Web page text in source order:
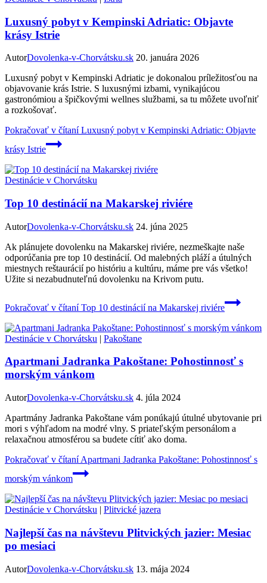
Luxusný pobyt v Kempinski Adriatic: Objavte
krásy Istrie
AutorDovolenka-v-Chorvátsku.sk 20. januára 2026
Luxusný pobyt v Kempinski Adriatic je dokonalou príležitosťou na
objavovanie krás Istrie. S luxusnými izbami, vynikajúcou
gastronómiou a špičkovými wellnes službami, sa tu môžete uvoľniť
a rozkošovať.
Pokračovať v čítaníLuxusný pobyt v Kempinski Adriatic: Objavte
krásy Istrie
Destinácie v Chorvátsku
Top 10 destinácií na Makarskej riviére
AutorDovolenka-v-Chorvátsku.sk 24. júna 2025
Ak plánujete dovolenku na Makarskej riviére, nezmeškajte naše
odporúčania pre top 10 destinácií. Od malebných pláží a útulných
miestnych reštaurácií po históriu a kultúru, máme pre vás všetko!
Užite si nezabudnuteľnú dovolenku na Krivom putu.
Pokračovať v čítaníTop 10 destinácií na Makarskej riviére
Destinácie v Chorvátsku | Pakoštane
Apartmani Jadranka Pakoštane: Pohostinnosť s
morským vánkom
AutorDovolenka-v-Chorvátsku.sk 4. júla 2024
Apartmány Jadranka Pakoštane vám ponúkajú útulné ubytovanie pri
mori s výhľadom na modré vlny. S priateľským personálom a
relaxačnou atmosférou sa budete cítiť ako doma.
Pokračovať v čítaníApartmani Jadranka Pakoštane: Pohostinnosť s
morským vánkom
Destinácie v Chorvátsku | Plitvické jazera
Najlepší čas na návštevu Plitvických jazier: Mesiac
po mesiaci
AutorDovolenka-v-Chorvátsku.sk 13. mája 2024